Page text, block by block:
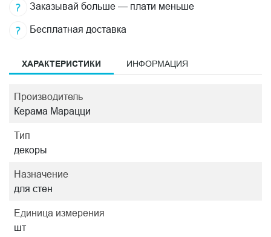
Заказывай больше — плати меньше
Бесплатная доставка
ХАРАКТЕРИСТИКИ ИНФОРМАЦИЯ
Производитель
Керама Марацци
Тип
декоры
Назначение
для стен
Единица измерения
шт